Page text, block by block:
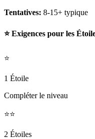
Tentatives: 8-15+ typique
⭐ Exigences pour les
⭐
1 Étoile
Compléter le niveau
⭐⭐
2 Étoiles